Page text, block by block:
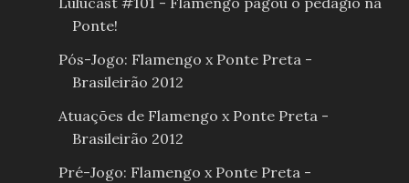
Ponte!
Pós-Jogo: Flamengo x Ponte Preta -
Brasileirão 2012
Atuações de Flamengo x Ponte Preta -
Brasileirão 2012
Pré-Jogo: Flamengo x Ponte Preta -